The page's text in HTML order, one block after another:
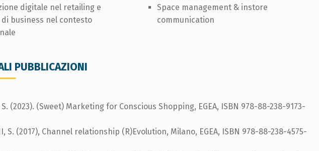
digitale nel retailing e
di business nel contesto
Space management & instore
communication
PUBBLICAZIONI
(2023). (Sweet) Marketing for Conscious Shopping, EGEA, ISBN 978-88-238-9173-
S. (2017), Channel relationship (R)Evolution, Milano, EGEA, ISBN 978-88-238-4575-